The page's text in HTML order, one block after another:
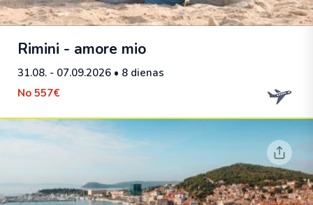
Rimini - amore mio
31.08. - 07.09.2026 • 8 dienas
No 557€